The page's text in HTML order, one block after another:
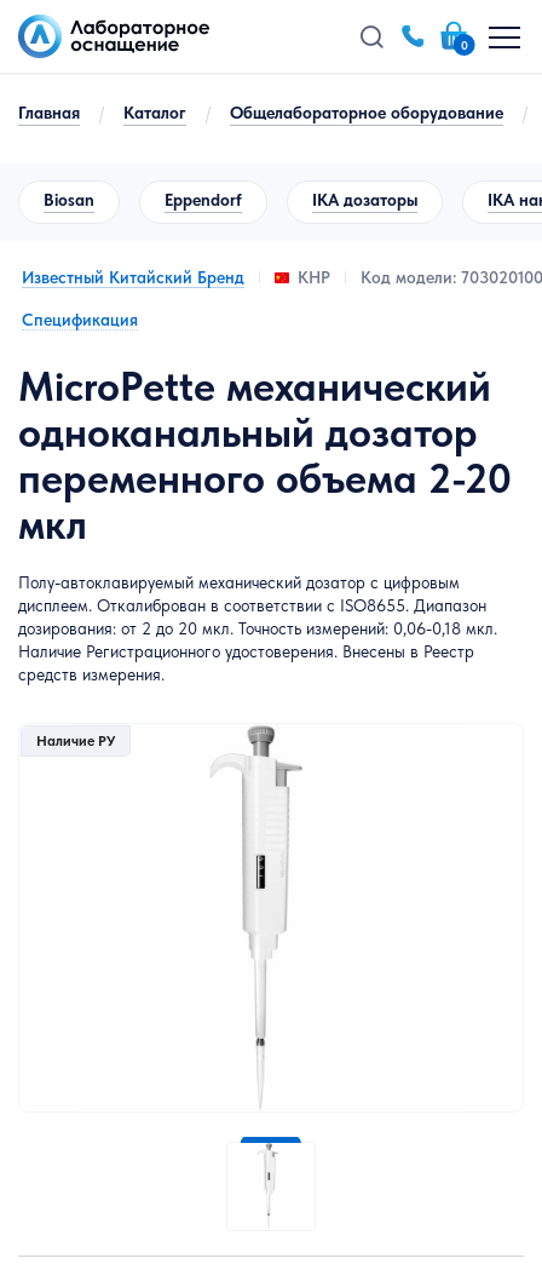
0
Главная / Каталог / Общелабораторное оборудование /
Biosan Eppendorf IKA дозаторы IKA
Известный Китайский Бренд КНР Код модели:
Спецификация
MicroPette механический
одноканальный дозатор
переменного объема 2-20
мкл
Полу-автоклавируемый механический дозатор с цифровым
дисплеем. Откалиброван в соответствии с ISO8655. Диапазон
дозирования: от 2 до 20 мкл. Точность измерений: 0,06-0,18 мкл.
Наличие Регистрационного удостоверения. Внесены в Реестр
средств измерения.
Наличие РУ